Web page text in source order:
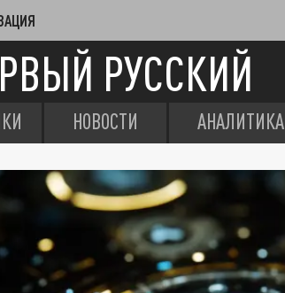
РУССКИЙ
НОВОСТИ АНАЛИТИКА